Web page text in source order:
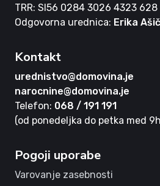
TRR: SI56 0284 3026 4323 628
Odgovorna urednica: Erika Ašič
Kontakt
urednistvo@domovina.je
narocnine@domovina.je
Telefon: 068 / 191 191
(od ponedeljka do petka med
Pogoji uporabe
Varovanje zasebnosti